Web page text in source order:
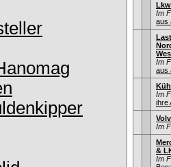
Im
aus
Im
aus
Im
ihre
Im
&
Im